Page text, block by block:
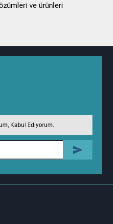
ve ürünleri
Kabul Ediyorum.